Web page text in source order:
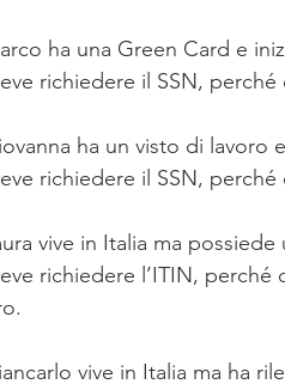
ha una Green Card e
richiedere il SSN,
ha un visto di lavoro
richiedere il SSN,
vive in Italia ma
richiedere l’ITIN, perché
vive in Italia ma ha